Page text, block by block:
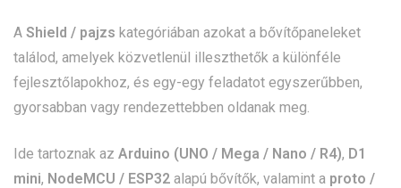
A Shield / pajzs kategóriában azokat a bővítőpaneleket
találod, amelyek közvetlenül illeszthetők a különféle
fejlesztőlapokhoz, és egy-egy feladatot egyszerűbben,
gyorsabban vagy rendezettebben oldanak meg.
Ide tartoznak az Arduino (UNO / Mega / Nano / R4), D1
mini, NodeMCU / ESP32 alapú bővítők, valamint a proto /